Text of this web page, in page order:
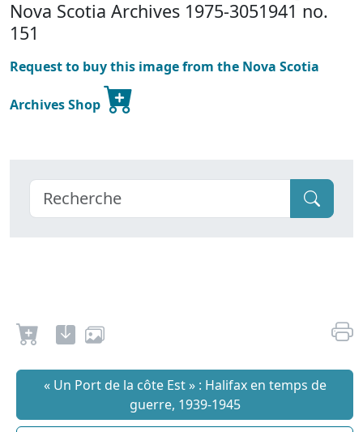
Nova Scotia Archives 1975-3051941 no.
151
Request to buy this image from the Nova Scotia
Archives Shop
« Un Port de la côte Est » : Halifax en temps de
guerre, 1939-1945